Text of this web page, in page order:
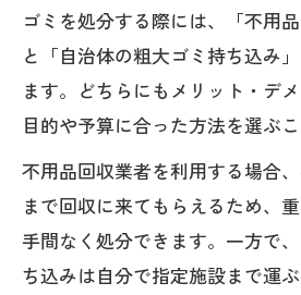
ゴミを処分する際には、「不用
と「自治体の粗大ゴミ持ち込み
ます。どちらにもメリット・デ
目的や予算に合った方法を選ぶこ
不用品回収業者を利用する場合
まで回収に来てもらえるため、
手間なく処分できます。一方で
ち込みは自分で指定施設まで運